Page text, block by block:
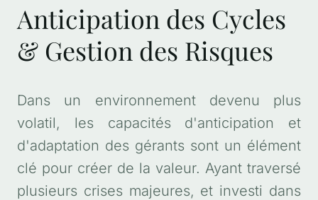
Anticipation des Cycles
& Gestion des Risques
Dans un environnement devenu plus
volatil, les capacités d'anticipation et
d'adaptation des gérants sont un élément
clé pour créer de la valeur. Ayant traversé
plusieurs crises majeures, et investi dans